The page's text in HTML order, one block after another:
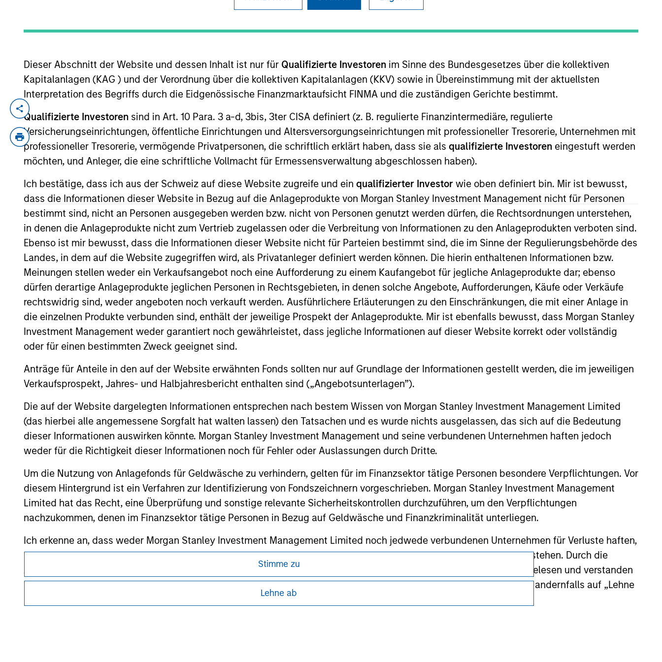
Dieser Abschnitt der Website und dessen Inhalt ist nur für Qualifizierte Investoren im Sinne des Bundesgesetzes über die kollektiven
Kapitalanlagen (KAG ) und der Verordnung über die kollektiven Kapitalanlagen (KKV) sowie in Übereinstimmung mit der aktuellsten
Interpretation des Begriffs durch die Eidgenössische Finanzmarktaufsicht FINMA und die zuständigen Gerichte bestimmt.
Qualifizierte Investoren sind in Art. 10 Para. 3 a-d, 3bis, 3ter CISA definiert (z. B. regulierte Finanzintermediäre, regulierte
Versicherungseinrichtungen, öffentliche Einrichtungen und Altersversorgungseinrichtungen mit professioneller Tresorerie, Unternehmen mit
professioneller Tresorerie, vermögende Privatpersonen, die schriftlich erklärt haben, dass sie als qualifizierte Investoren eingestuft werden
möchten, und Anleger, die eine schriftliche Vollmacht für Ermessensverwaltung abgeschlossen haben).
Ich bestätige, dass ich aus der Schweiz auf diese Website zugreife und ein qualifizierter Investor wie oben definiert bin. Mir ist bewusst,
dass die Informationen dieser Website in Bezug auf die Anlageprodukte von Morgan Stanley Investment Management nicht für Personen
bestimmt sind, nicht an Personen ausgegeben werden bzw. nicht von Personen genutzt werden dürfen, die Rechtsordnungen unterstehen,
in denen die Anlageprodukte nicht zum Vertrieb zugelassen oder die Verbreitung von Informationen zu den Anlageprodukten verboten sind.
Ebenso ist mir bewusst, dass die Informationen dieser Website nicht für Parteien bestimmt sind, die im Sinne der Regulierungsbehörde des
Landes, in dem auf die Website zugegriffen wird, als Privatanleger definiert werden können. Die hierin enthaltenen Informationen bzw.
Meinungen stellen weder ein Verkaufsangebot noch eine Aufforderung zu einem Kaufangebot für jegliche Anlageprodukte dar; ebenso
dürfen derartige Anlageprodukte jeglichen Personen in Rechtsgebieten, in denen solche Angebote, Aufforderungen, Käufe oder Verkäufe
rechtswidrig sind, weder angeboten noch verkauft werden. Ausführlichere Erläuterungen zu den Einschränkungen, die mit einer Anlage in
die einzelnen Produkte verbunden sind, enthält der jeweilige Prospekt der Anlageprodukte. Mir ist ebenfalls bewusst, dass Morgan Stanley
Investment Management weder garantiert noch gewährleistet, dass jegliche Informationen auf dieser Website korrekt oder vollständig
oder für einen bestimmten Zweck geeignet sind.
Anträge für Anteile in den auf der Website erwähnten Fonds sollten nur auf Grundlage der Informationen gestellt werden, die im jeweiligen
Verkaufsprospekt, Jahres- und Halbjahresbericht enthalten sind („Angebotsunterlagen”).
Die auf der Website dargelegten Informationen entsprechen nach bestem Wissen von Morgan Stanley Investment Management Limited
(das hierbei alle angemessene Sorgfalt hat walten lassen) den Tatsachen und es wurde nichts ausgelassen, das sich auf die Bedeutung
dieser Informationen auswirken könnte. Morgan Stanley Investment Management und seine verbundenen Unternehmen haften jedoch
weder für die Richtigkeit dieser Informationen noch für Fehler oder Auslassungen durch Dritte.
Um die Nutzung von Anlagefonds für Geldwäsche zu verhindern, gelten für im Finanzsektor tätige Personen besondere Verpflichtungen. Vor
diesem Hintergrund ist ein Verfahren zur Identifizierung von Fondszeichnern vorgeschrieben. Morgan Stanley Investment Management
Limited hat das Recht, eine Überprüfung und sonstige relevante Sicherheitskontrollen durchzuführen, um den Verpflichtungen
nachzukommen, denen im Finanzsektor tätige Personen in Bezug auf Geldwäsche und Finanzkriminalität unterliegen.
Ich erkenne an, dass weder Morgan Stanley Investment Management Limited noch jedwede verbundenen Unternehmen für Verluste haften,
die direkt oder indirekt durch eingesehene Informationen infolge meiner falschen oder irrtümlichen Wiedergabe entstehen. Durch die
Annahme dieser Vereinbarung bestätige ich ebenfalls meinEinverständnis mit den Nutzungsbedingungen
, die ich gelesen und verstanden
habe. Sofern die vorstehende Vereinbarung korrekt ist, klicken Sie bitte auf „Stimme zu“, um fortzufahren; klicken Sie andernfalls auf „Lehne
Stimme zu
Lehne ab
YEARS OF INDUSTRY EXPERIENCE
Arjun Saigal is a Managing Director of Morgan Stanley and serves as Co-Head of Morgan Stanley Private Equity Asia ex-China,
where he leads strategic investments across India and other Asian markets, excluding China. Mr. Saigal has over 21 years of
industry experience. Since joining the firm in 2012, he contributed significantly to the development of the firm’s private equity
presence in India, leading key investments in Centrum Housing, Five Star, Kogta Financials, Omega Hospitals, Southern Health
Foods, Sahajanad Medical Technologies, and Sterling Accuris.
Mr. Saigal currently serves on the board of Centrum Housing, Kogta Financials, Omega Hospitals, Southern Health Foods, and
Sterling Accuris.
Prior to joining Morgan Stanley, Mr. Saigal was with Baring Private Equity Partners India and before that was with Ontario
Teachers’ Pension Plan. Mr. Saigal is based in Mumbai. Mr. Saigal is a graduate of the London School of Economics and received
his M.B.A. from Columbia Business School.
Team Insights
The information on this page is for informational purposes only. The information contained herein does not constitute and should not be construed as an
offering of advisory services or an offer to sell or a solicitation of an offer to buy any securities in any jurisdiction in which such offer or solicitation,
All investing involves risks, including a loss of principal.
Please refer to the strategy detail page for important information on the strategy, including additional risk considerations.
Morgan Stanley
Morgan Stanley Careers
Dieses Dokument ist ein Marketingdokument.